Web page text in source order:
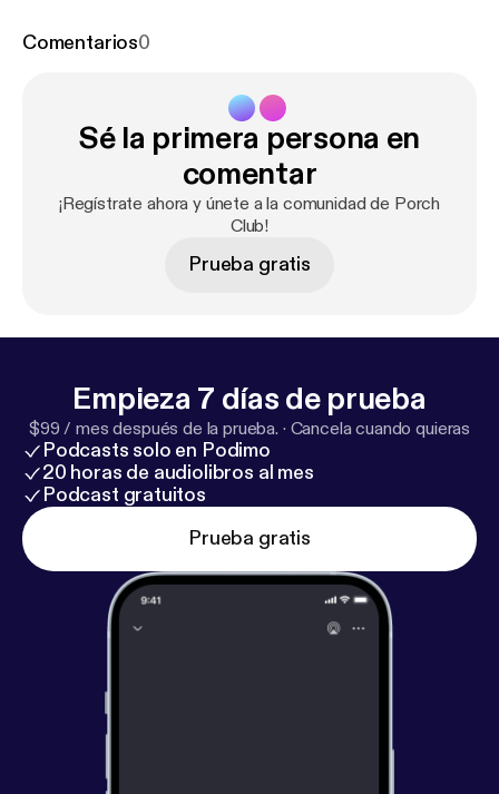
makes a moniker mistake, strowborry body botter,
Woodward [ http://joshwoodward.com]
Comentarios0
Sé la primera persona en
comentar
¡Regístrate ahora y únete a la comunidad de Porch
Club!
Prueba gratis
Empieza 7 días de prueba
$99 / mes después de la prueba. · Cancela cuando quieras
Podcasts solo en Podimo
20 horas de audiolibros al mes
Podcast gratuitos
Prueba gratis